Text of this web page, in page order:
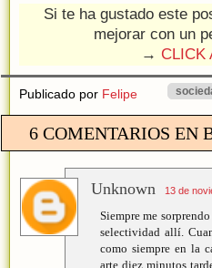
Si te ha gustado este
mejorar con un
→ CLICK
Publicado por Felipe
6 COMENTARIOS EN
Unknown 13 de
Siempre me
selectividad allí.
como siempre en la
arte diez minutos